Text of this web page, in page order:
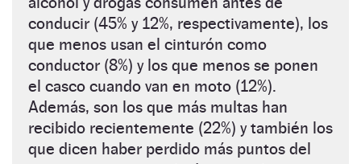
conducir (45% y 12%, respectivamente), los
que menos usan el cinturón como
conductor (8%) y los que menos se ponen
el casco cuando van en moto (12%).
Además, son los que más multas han
recibido recientemente (22%) y también los
que dicen haber perdido más puntos del